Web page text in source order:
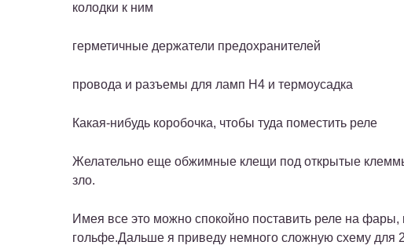
колодки к ним
герметичные держатели предохранителей
провода и разъемы для ламп H4 и термоусадка
Какая-нибудь коробочка, чтобы туда поместить реле
Желательно еще обжимные клещи под открытые
зло.
Имея все это можно спокойно поставить реле на фары,
гольфе.Дальше я приведу немного сложную схему для